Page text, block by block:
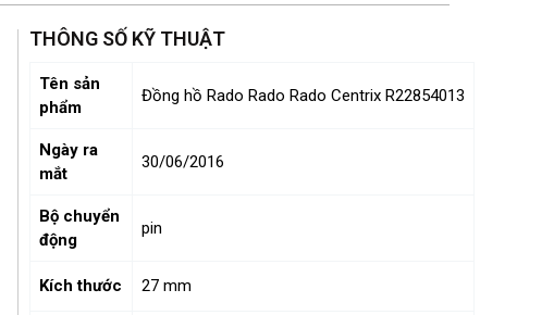
THÔNG SỐ KỸ THUẬT
Tên sản
phẩm
Đồng hồ Rado Rado Rado Centrix R22854013
Ngày ra
mắt
30/06/2016
Bộ chuyển
động
pin
Kích thước 27 mm